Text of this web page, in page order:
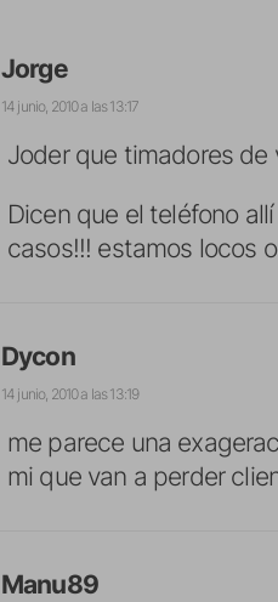
Jorge
14 junio, 2010 a las 13:17
Joder que timadores
Dicen que el teléfono
casos!!! estamos locos
Dycon
14 junio, 2010 a las 13:19
me parece una
mi que van a perder
Manu89